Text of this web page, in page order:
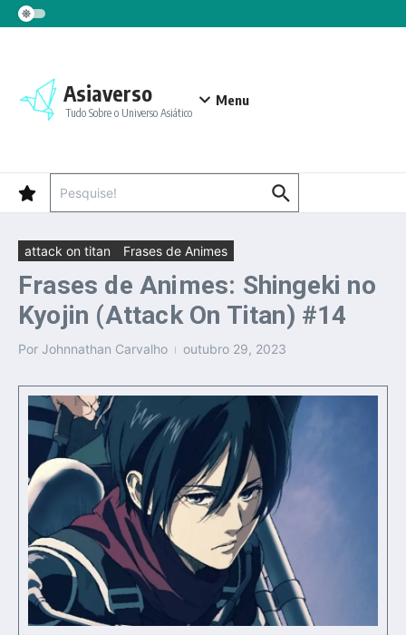
Ir para o conteúdo
Asiaverso
Tudo Sobre o Universo Asiático
Menu
attack on titan Frases de Animes
Frases de Animes: Shingeki no
Kyojin (Attack On Titan) #14
Por Johnnathan Carvalho outubro 29, 2023